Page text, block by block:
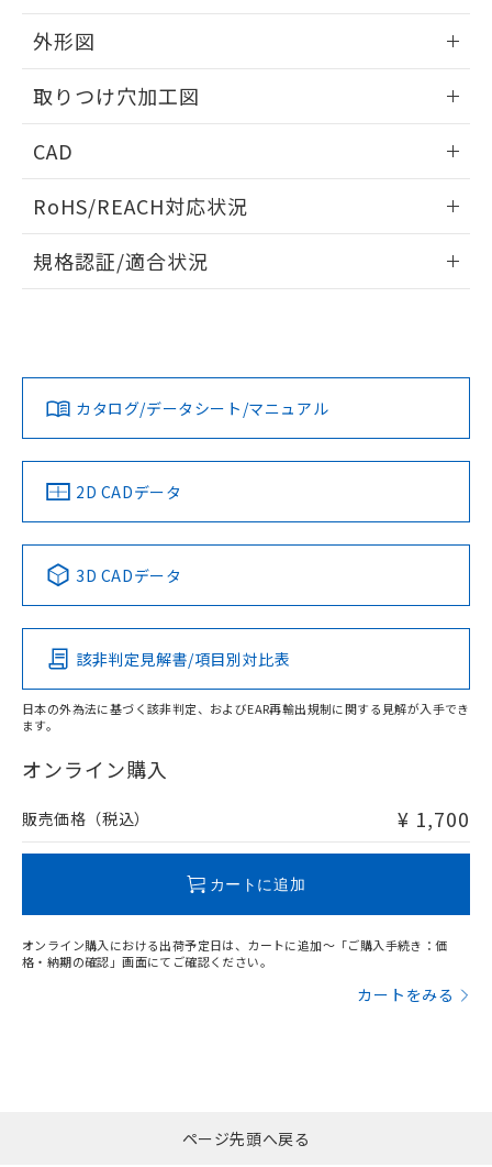
外形図
取りつけ穴加工図
CAD
ドすることができます。
ログイン/会員登録
ダウンロードデータをご利用いただく前に、以下を必ずお読
みください。
ソフトウェアの使用条件
RoHS/REACH対応状況
EU RoHS 注意事項・凡例
対応済み
中国 RoHS 注意事項・凡例
Pb Hg Cd Cr(VI)
O
在庫等で未対応品が混在する可能性があります。
問い合わせください。
規格認証/適合状況
LR型式承認
（イギリス
船舶規格）
DNV型式承認
（ノルウェー
BV型式承認
（フランス
KR型式
（韓国
No No No No
この製品の規格認証/適合状況ページへ
その他の認証はこちらのページからご検索ください
カタログ/データシート/マニュアル
2D CADデータ
3D CADデータ
該非判定見解書/項目別対比表
日本の外為法に基づく該非判定、およびEAR再輸出規制に関する見解が入手でき
ます。
オンライン購入
販売価格（税込） ¥ 1,700
カートに追加
オンライン購入における出荷予定日は、カートに追加～「ご購入手続き：価
格・納期の確認」画面にてご確認ください。
カートをみる
品・サービスに関するお客様との取
をご了承ください。
※当社の共同利用者とは、
下記の非含有証明書をダウンロードするこ
とができます。
EU RoHS指令（10物質）の非含有証明書
51物質の非含有証明書（当社基準）
※本証明書は発行日時点で非含有を証明す
ものではありません。
また、RoHS指令のフタル酸エステル類４
物質の対応では、対応完了までの期間は出
欄に対応日を記載しておりました。
既に当社にて対応品への在庫切替を完了
ページ先頭へ戻る